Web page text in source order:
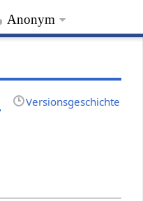
Anonym
Versionsgeschichte